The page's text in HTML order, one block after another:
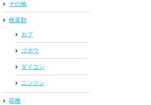
その他
根菜類
カブ
ゴボウ
ダイコン
ニンジン
花種